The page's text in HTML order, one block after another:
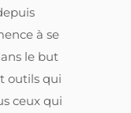
à se
le but
outils qui
ceux qui